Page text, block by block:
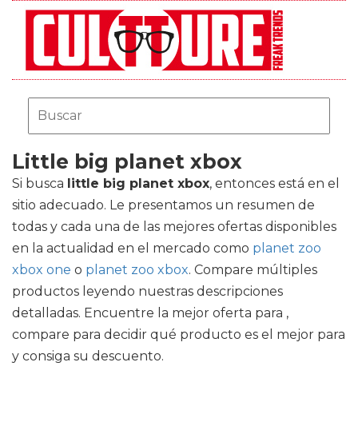
Little big planet xbox
Si busca little big planet xbox, entonces está en el
sitio adecuado. Le presentamos un resumen de
todas y cada una de las mejores ofertas disponibles
en la actualidad en el mercado como planet zoo
xbox one o planet zoo xbox. Compare múltiples
productos leyendo nuestras descripciones
detalladas. Encuentre la mejor oferta para ,
compare para decidir qué producto es el mejor para
y consiga su descuento.